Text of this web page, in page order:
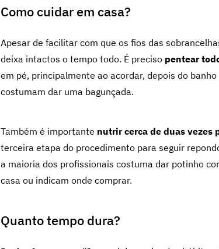
Como cuidar em casa?
Apesar de facilitar com que os fios das
deixa intactos o tempo todo. É preciso pentear
em pé, principalmente ao acordar, depois do
costumam dar uma bagunçada.
Também é importante nutrir cerca de duas vezes
terceira etapa do procedimento para seguir
a maioria dos profissionais costuma dar potinho
casa ou indicam onde comprar.
Quanto tempo dura?